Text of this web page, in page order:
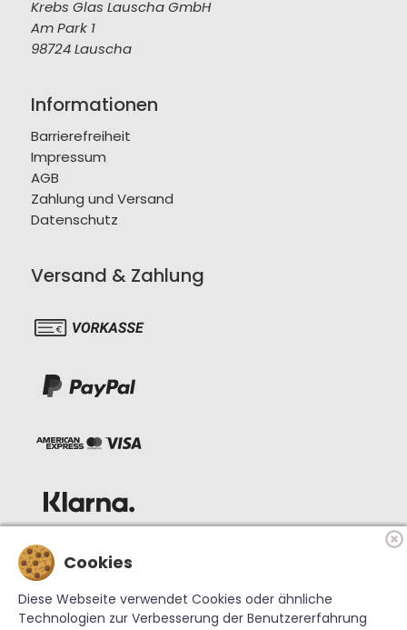
Krebs Glas Lauscha GmbH
Am Park 1
98724 Lauscha
Informationen
Barrierefreiheit
Impressum
AGB
Zahlung und Versand
Datenschutz
Versand & Zahlung
Cookies
Diese Webseite verwendet Cookies oder ähnliche
Technologien zur Verbesserung der Benutzererfahrung